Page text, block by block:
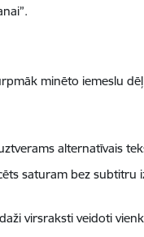
minēto iemeslu
alternatīvais
saturam bez
virsraksti veidoti